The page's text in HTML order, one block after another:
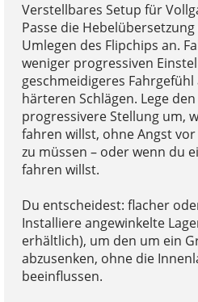
Verstellbares Setup für
Passe die
Umlegen des Flipchips an.
weniger progressiven
geschmeidigeres
härteren Schlägen. Lege
progressivere Stellung um,
fahren willst, ohne Angst
zu müssen – oder wenn du
fahren willst.
Du entscheidest: flacher
Installiere angewinkelte
erhältlich), um den um ein
abzusenken, ohne die
beeinflussen.